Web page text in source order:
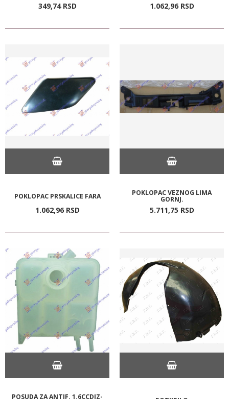
349,74 RSD 1.062,96 RSD
POKLOPAC PRSKALICE FARA
1.062,96 RSD
POKLOPAC VEZNOG LIMA
GORNJ.
5.711,75 RSD
POSUDA ZA ANTIF. 1.6CCDIZ-